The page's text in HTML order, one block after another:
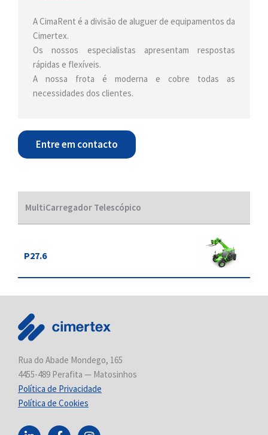
A CimaRent é a divisão de aluguer de equipamentos da
Cimertex.
Os nossos especialistas apresentam respostas
rápidas e flexíveis.
A nossa frota é moderna e cobre todas as
necessidades dos clientes.
Entre em contacto
MultiCarregador Telescópico
P27.6
Rua do Abade Mondego, 165
4455-489 Perafita — Matosinhos
Política de Privacidade
Política de Cookies
L F I